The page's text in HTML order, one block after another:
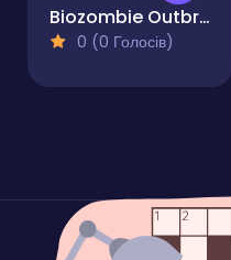
Biozombie Outbreak
0 (0 Голосів)